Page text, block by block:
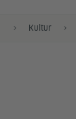
Kultur